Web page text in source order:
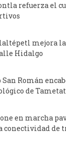
refuerza el
mejora
Hidalgo
Román
de
en marcha
de